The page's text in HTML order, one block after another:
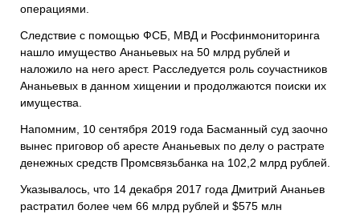
операциями.
Следствие с помощью ФСБ, МВД и Росфинмониторинга
нашло имущество Ананьевых на 50 млрд рублей и
наложило на него арест. Расследуется роль соучастников
Ананьевых в данном хищении и продолжаются поиски их
имущества.
Напомним, 10 сентября 2019 года Басманный суд заочно
вынес приговор об аресте Ананьевых по делу о растрате
денежных средств Промсвязьбанка на 102,2 млрд рублей.
Указывалось, что 14 декабря 2017 года Дмитрий Ананьев
растратил более чем 66 млрд рублей и $575 млн